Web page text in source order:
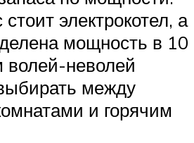
электрокотел, а
мощность в 10
неволей
между
и горячим